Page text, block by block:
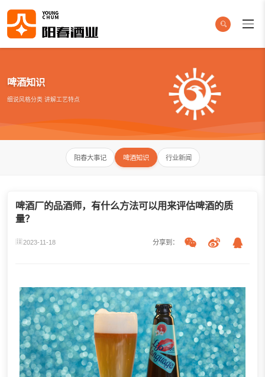
啤酒知识
细说风格分类 讲解工艺特点
阳春大事记 啤酒知识 行业新闻
啤酒厂的品酒师，有什么方法可以用来评估啤酒的质
量？
2023-11-18 分享到：